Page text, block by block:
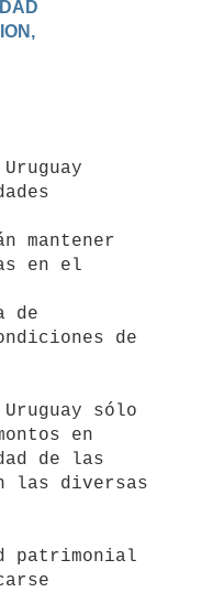
mantener
en el
de
de
en
de las
las diversas